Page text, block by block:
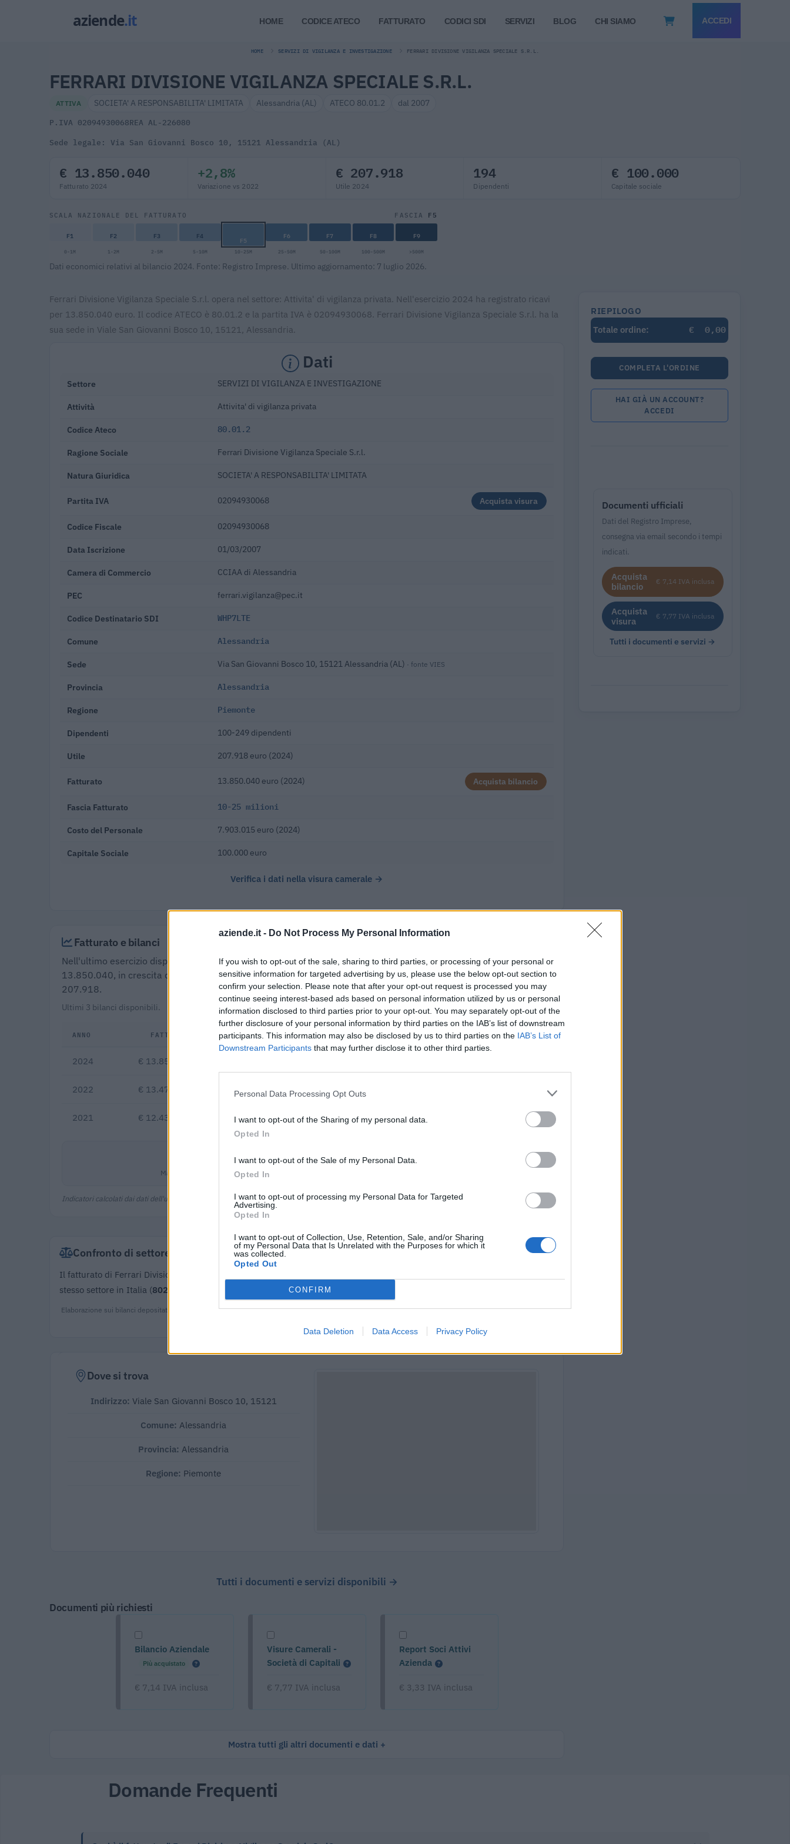
aziende.it - Do Not Process My Personal Information
If you wish to opt-out of the sale, sharing to third parties, or processing of your personal or
sensitive information for targeted advertising by us, please use the below opt-out section to
confirm your selection. Please note that after your opt-out request is processed you may
continue seeing interest-based ads based on personal information utilized by us or personal
information disclosed to third parties prior to your opt-out. You may separately opt-out of the
further disclosure of your personal information by third parties on the IAB’s list of downstream
participants. This information may also be disclosed by us to third parties on the IAB’s List of
Downstream Participants that may further disclose it to other third parties.
Personal Data Processing Opt Outs
I want to opt-out of the Sharing of my personal data.
Opted In
I want to opt-out of the Sale of my Personal Data.
Opted In
I want to opt-out of processing my Personal Data for Targeted
Advertising.
Opted In
I want to opt-out of Collection, Use, Retention, Sale, and/or Sharing
of my Personal Data that Is Unrelated with the Purposes for which it
was collected.
Opted Out
CONFIRM
Data Deletion Data Access Privacy Policy
HOME CODICE ATECO FATTURATO CODICI SDI SERVIZI BLOG CHI SIAMO ACCEDI
HOME SERVIZI DI VIGILANZA E INVESTIGAZIONE FERRARI DIVISIONE VIGILANZA SPECIALE S.R.L.
FERRARI DIVISIONE VIGILANZA SPECIALE S.R.L.
ATTIVA SOCIETA' A RESPONSABILITA' LIMITATA Alessandria (AL) ATECO 80.01.2 dal 2007
P.IVA 02094930068REA AL-226080
Sede legale: Via San Giovanni Bosco 10, 15121 Alessandria (AL)
€ 13.850.040
Fatturato 2024
+2,8%
Variazione vs 2022
€ 207.918
Utile 2024
194
Dipendenti
€ 100.000
Capitale sociale
SCALA NAZIONALE DEL FATTURATO FASCIA F5
F1 F2 F3 F4 F5 F6 F7 F8 F9
0-1M 1-2M 2-5M 5-10M 10-25M 25-50M 50-100M 100-500M >500M
Dati economici relativi al bilancio 2024. Fonte: Registro Imprese. Ultimo aggiornamento: 7 luglio 2026.
Ferrari Divisione Vigilanza Speciale S.r.l. opera nel settore: Attivita' di vigilanza privata. Nell'esercizio 2024 ha registrato ricavi
per 13.850.040 euro. Il codice ATECO è 80.01.2 e la partita IVA è 02094930068. Ferrari Divisione Vigilanza Speciale S.r.l. ha la
sua sede in Viale San Giovanni Bosco 10, 15121, Alessandria.
Dati
Settore SERVIZI DI VIGILANZA E INVESTIGAZIONE
Attività Attivita' di vigilanza privata
Codice Ateco 80.01.2
Ragione Sociale Ferrari Divisione Vigilanza Speciale S.r.l.
Natura Giuridica SOCIETA' A RESPONSABILITA' LIMITATA
Partita IVA 02094930068 Acquista visura
Codice Fiscale 02094930068
Data Iscrizione 01/03/2007
Camera di Commercio CCIAA di Alessandria
PEC ferrari.vigilanza@pec.it
Codice Destinatario SDI WHP7LTE
Comune Alessandria
Sede Via San Giovanni Bosco 10, 15121 Alessandria (AL) · fonte VIES
Provincia Alessandria
Regione Piemonte
Dipendenti 100-249 dipendenti
Utile 207.918 euro (2024)
Fatturato 13.850.040 euro (2024) Acquista bilancio
Fascia Fatturato 10-25 milioni
Costo del Personale 7.903.015 euro (2024)
Capitale Sociale 100.000 euro
Verifica i dati nella visura camerale →
Fatturato e bilanci
Nell'ultimo esercizio disponibile (2024) Ferrari Divisione Vigilanza Speciale S.r.l. ha registrato un fatturato di €
13.850.040, in crescita del 2,8% rispetto all'ultimo bilancio disponibile (2022), chiudendo con un utile di €
207.918.
Ultimi 3 bilanci disponibili.
ANNO FATTURATO Δ% UTILE/PERDITA DIPENDENTI CAPITALE
2024 € 13.850.040
2022 € 13.474.100 +8,3% € 361.663
2021 € 12.436.670 — — —
Margine netto
€ 71.392
Indicatori calcolati dai dati dell'ultimo bilancio disponibile.
Confronto di settore
Il fatturato di Ferrari Divisione Vigilanza Speciale S.r.l. (
stesso settore in Italia (802.358 euro ), calcolata su 823 imprese.
Elaborazione sui bilanci depositati (Registro Imprese). Mediana per divisione ATECO a livello nazionale.
Dove si trova
Indirizzo: Viale San Giovanni Bosco 10, 15121
Comune:Alessandria
Provincia:Alessandria
Regione: Piemonte
Tutti i documenti e servizi disponibili →
Documenti più richiesti
Bilancio Aziendale
Più acquistato
€ 7,14 IVA inclusa
Visure Camerali -
Società di Capitali
€ 7,77 IVA inclusa
Report Soci Attivi
Azienda
€ 3,33 IVA inclusa
Mostra tutti gli altri documenti e dati
RIEPILOGO
Totale ordine:
€ 0,00
COMPLETA L'ORDINE
HAI GIÀ UN ACCOUNT?
ACCEDI
Documenti ufficiali
Dati del Registro Imprese,
consegna via email secondo i tempi
indicati.
Acquista
bilancio
€ 7,14 IVA inclusa
Acquista
visura
€ 7,77 IVA inclusa
Tutti i documenti e servizi →
Domande Frequenti